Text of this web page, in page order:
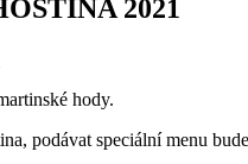
2021
hody.
podávat speciální menu